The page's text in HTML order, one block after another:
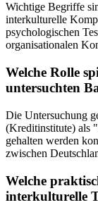
Wichtige Begriffe
interkulturelle
psychologischen
organisationalen
Welche Rolle
untersuchten
Die Untersuchung
(Kreditinstitute) als
gehalten werden
zwischen
Welche
interkulturelle